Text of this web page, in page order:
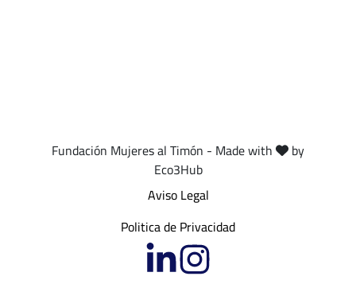
Aviso Legal
Politica de Privacidad
Fundación Mujeres al Timón - Made with
by
Eco3Hub